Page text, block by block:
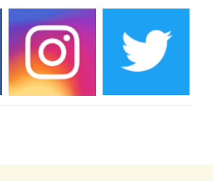
Ev. Gemeindehaus von 14-16:30 Uhr
des Honterus Chors im
um 19:00 Uhr
im Ev. Gemeindehaus von 10-
um 19:00 Uhr